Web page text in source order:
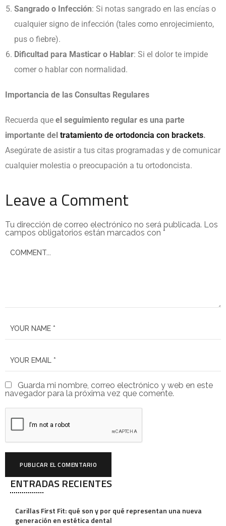
ENTRADAS RECIENTES
Carillas First Fit: qué son y por qué representan una nueva
generación en estética dental
Sangrado o Infección: Si notas sangrado en las encías o
cualquier signo de infección (tales como enrojecimiento,
pus o fiebre).
Dificultad para Masticar o Hablar: Si el dolor te impide
comer o hablar con normalidad.
Importancia de las Consultas Regulares
Recuerda que el seguimiento regular es una parte
importante del tratamiento de ortodoncia con brackets.
Asegúrate de asistir a tus citas programadas y de comunicar
cualquier molestia o preocupación a tu ortodoncista.
Leave a Comment
Tu dirección de correo electrónico no será publicada. Los
campos obligatorios están marcados con *
Guarda mi nombre, correo electrónico y web en este
navegador para la próxima vez que comente.